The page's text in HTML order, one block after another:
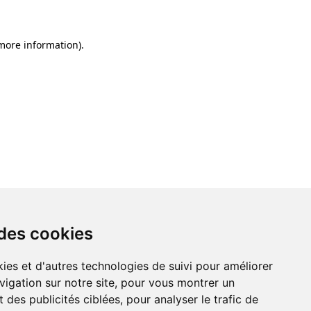
cookies
et d'autres technologies de suivi pour améliorer
sur notre site, pour vous montrer un
des publicités ciblées, pour analyser le trafic de
information).